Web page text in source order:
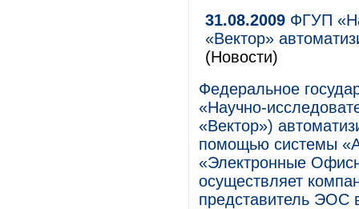
31.08.2009 ФГУП
«Вектор»
(Новости)
Федеральное
«Научно-
«Вектор»)
помощью системы
«Электронные
осуществляет
представитель ЭОС